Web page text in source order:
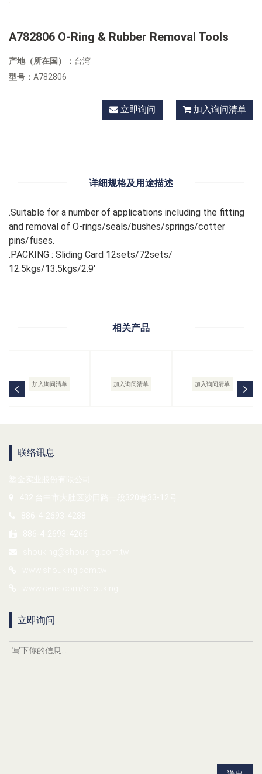
A782806 O-Ring & Rubber Removal Tools
产地（所在国）： 台湾
型号： A782806
立即询问 加入询问清单
详细规格及用途描述
.Suitable for a number of applications including the fitting
and removal of O-rings/seals/bushes/springs/cotter
pins/fuses.
.PACKING : Sliding Card 12sets/72sets/
12.5kgs/13.5kgs/2.9'
相关产品
加入询问清单 加入询问清单 加入询问清单
联络讯息
立即询问